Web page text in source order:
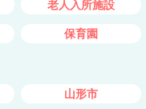
老人入所施設
保育園
山形市